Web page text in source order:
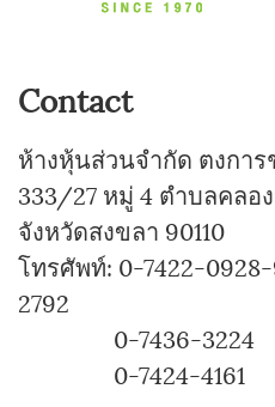
Contact
ห้างหุ้นส่วนจำกัด ตงการ
333/27 หมู่ 4 ตำบลคลอ
จังหวัดสงขลา 90110
โทรศัพท์: 0-7422-
2792
0-7436-3224
0-7424-4161